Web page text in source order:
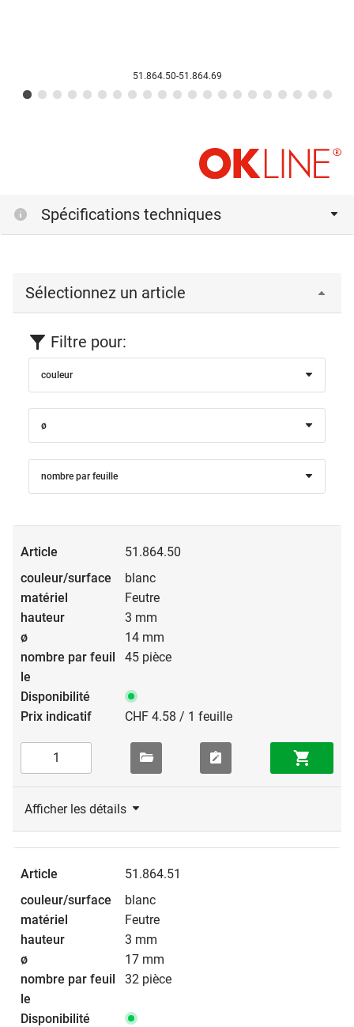
51.864.50-51.864.69
Spécifications techniques
Sélectionnez un article
Filtre pour:
couleur
ø
nombre par feuille
51.864.50
blanc
Feutre
3 mm
14 mm
45 pièce
CHF 4.58 / 1 feuille
Afficher les détails
51.864.51
blanc
Feutre
3 mm
17 mm
32 pièce